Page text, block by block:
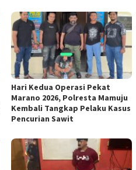
Hari Kedua Operasi Pekat
Marano 2026, Polresta Mamuju
Kembali Tangkap Pelaku Kasus
Pencurian Sawit